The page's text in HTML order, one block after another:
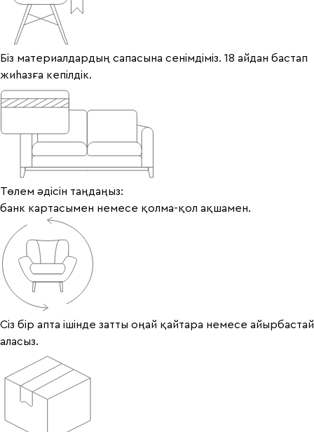
Біз материалдардың сапасына сенімдіміз. 18 айдан бастап
жиһазға кепілдік.
Төлем әдісін таңдаңыз:
банк картасымен немесе қолма-қол ақшамен.
Сіз бір апта ішінде затты оңай қайтара немесе айырбастай
аласыз.